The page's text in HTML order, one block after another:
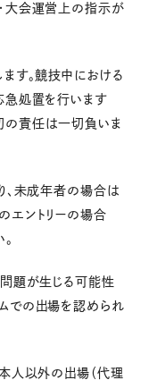
大会運営上の指示が
す。競技中における
急処置を行います
の責任は一切負いま
、未成年者の場合は
エントリーの場合
題が生じる可能性
での出場を認められ
人以外の出場（代理